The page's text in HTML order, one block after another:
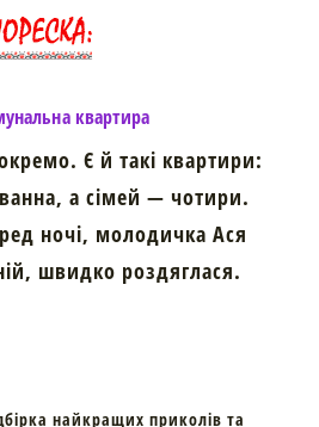
квартира
Є й такі квартири:
а сімей — чотири.
ночі, молодичка Ася
швидко роздяглася.
найкращих приколів та